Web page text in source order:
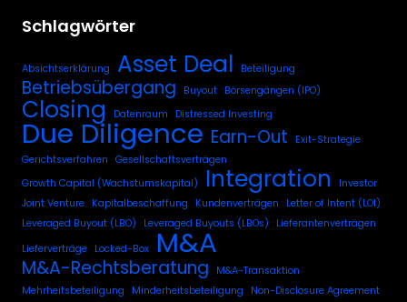
Schlagwörter
Absichtserklärung Asset Deal Beteiligung
Betriebsübergang Buyout Börsengängen (IPO)
Closing Datenraum Distressed Investing
Due Diligence Earn-Out
Exit-Strategie
Gerichtsverfahren Gesellschaftsverträgen
Growth Capital (Wachstumskapital)
Integration
Investor
Joint Venture Kapitalbeschaffung Kundenverträgen
Letter of Intent (LOI)
Leveraged Buyout (LBO)
Leveraged Buyouts (LBOs)
Lieferantenverträgen
Lieferverträge Locked-Box M&A
M&A-Rechtsberatung
M&A-Transaktion
Mehrheitsbeteiligung
Minderheitsbeteiligung
Non-Disclosure Agreement